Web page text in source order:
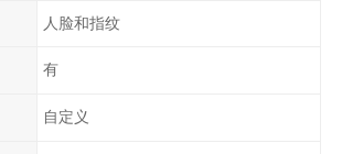
人脸和指纹
有
自定义